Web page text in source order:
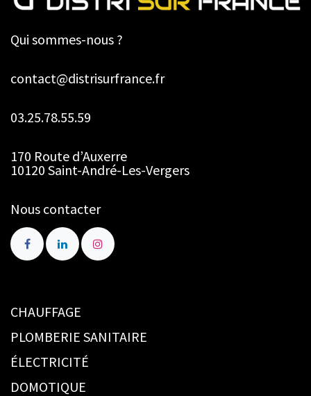
Qui sommes-nous ?
contact@distrisurfrance.fr
03.25.78.55.59
170 Route d’Auxerre
10120 Saint-André-Les-Vergers
Nous contacter
CHAUFFAGE
PLOMBERIE SANITAIRE
ÉLECTRICITÉ
DOMOTIQUE